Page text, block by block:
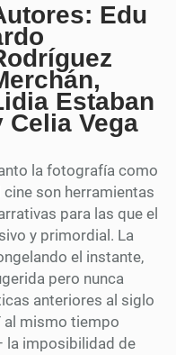
Edu
Estaban
Celia Vega
la fotografía como
cine son herramientas
para las que el
y primordial. La
el instante,
pero nunca
anteriores al siglo
al mismo tiempo
la imposibilidad de